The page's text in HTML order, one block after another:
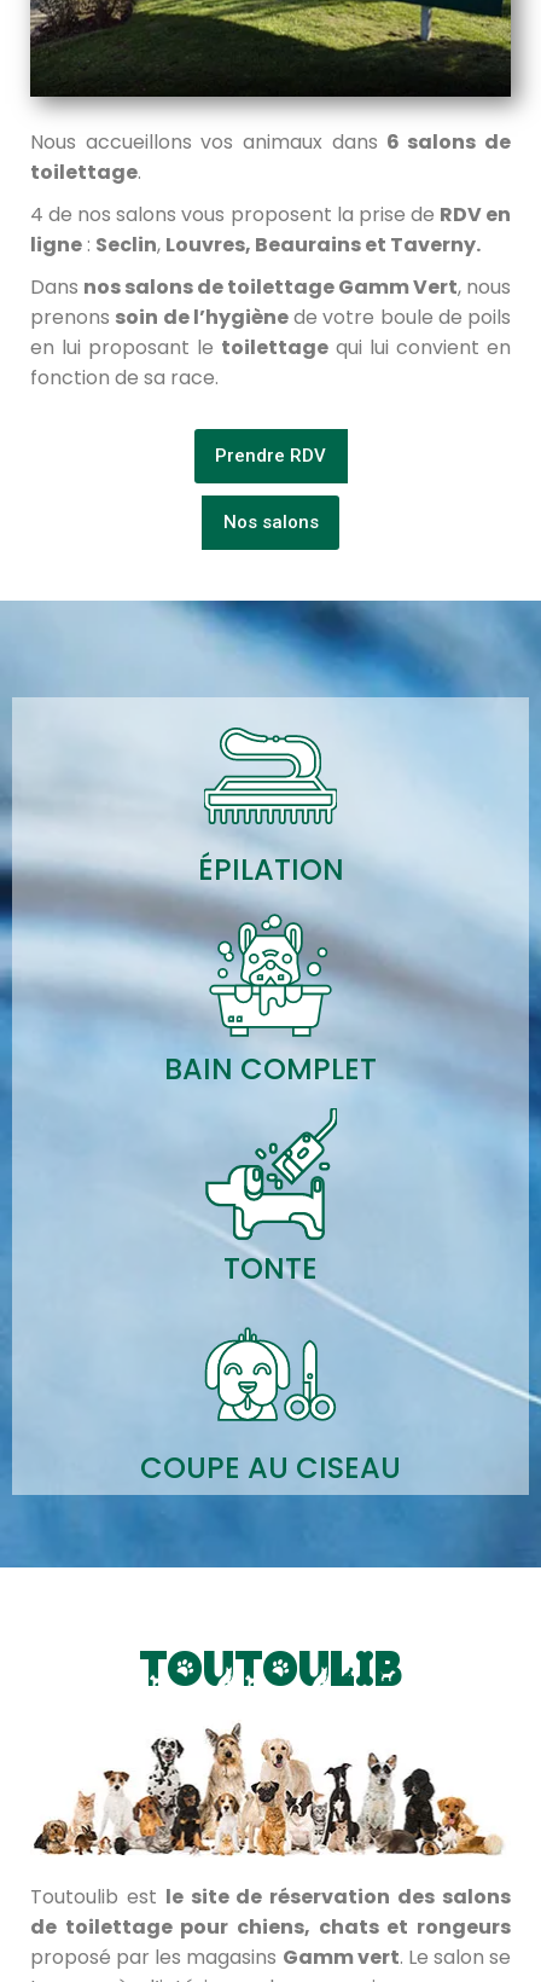
Nous accueillons vos animaux dans 6 salons de
toilettage.
4 de nos salons vous proposent la prise de RDV en
ligne : Seclin, Louvres, Beaurains et Taverny.
Dans nos salons de toilettage Gamm Vert, nous
prenons soin de l’hygiènede votre boule de poils
en lui proposant le toilettage qui lui convient en
fonction de sa race.
Prendre RDV
Nos salons
ÉPILATION
BAIN COMPLET
TONTE
COUPE AU CISEAU
TOUTOULIB
Toutoulib est le site de réservation des salons
de toilettage pour chiens, chats et rongeurs
proposé par les magasins Gamm vert. Le salon se